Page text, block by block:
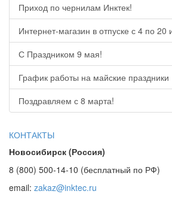
Приход по чернилам Инктек!
Интернет-магазин в отпуске с 4 по 20
С Праздником 9 мая!
График работы на майские праздники
Поздравляем с 8 марта!
КОНТАКТЫ
Новосибирск (Россия)
8 (800) 500-14-10 (бесплатный по РФ)
email: zakaz@inktec.ru